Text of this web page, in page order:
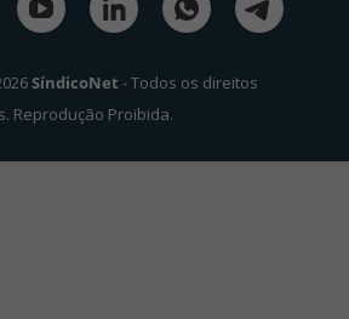
SíndicoNet - Todos os direitos
Reprodução Proibida.